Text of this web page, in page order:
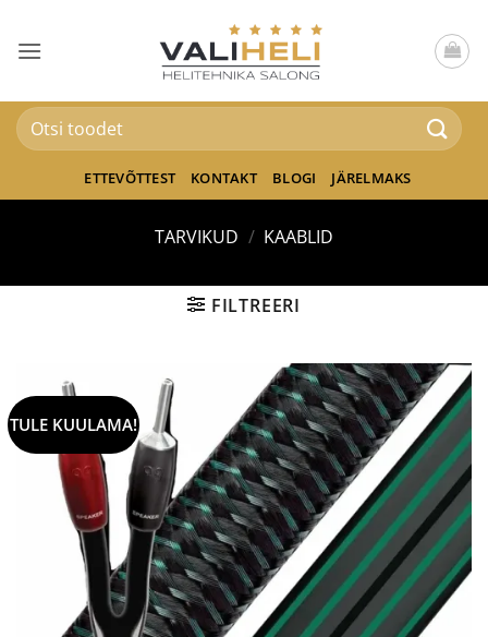
content
Otsi:
ETTEVÕTTEST KONTAKT BLOGI JÄRELMAKS
TARVIKUD / KAABLID
FILTREERI
TULE KUULAMA!